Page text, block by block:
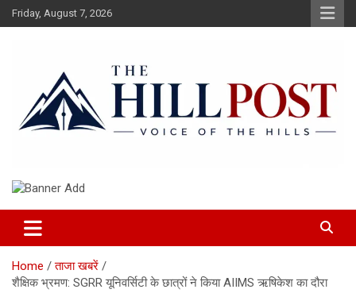
Skip
to
Friday, August 7, 2026
The Hillpost
Home
ताजा खबरें
शैक्षिक भ्रमण: SGRR यूनिवर्सिटी के छात्रों ने किया AIIMS ऋषिकेश का दौरा